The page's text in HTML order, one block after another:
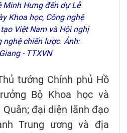
Minh Hưng đến dự Lễ
Khoa học, Công nghệ
Việt Nam và Hội nghị
nghệ chiến lược. Ảnh:
- TTXVN
tướng Chính phủ Hồ
Bộ Khoa học và
Quân; đại diện lãnh đạo
Trung ương và địa